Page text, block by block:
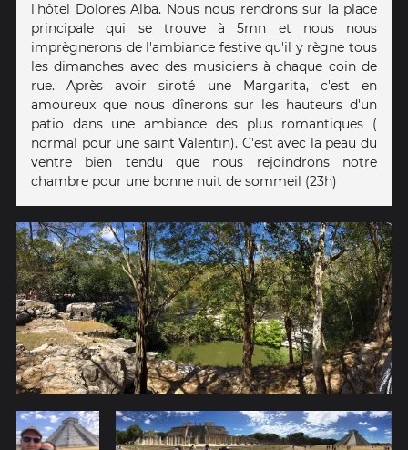
l'hôtel Dolores Alba. Nous nous rendrons sur la place
principale qui se trouve à 5mn et nous nous
imprègnerons de l'ambiance festive qu'il y règne tous
les dimanches avec des musiciens à chaque coin de
rue. Après avoir siroté une Margarita, c'est en
amoureux que nous dînerons sur les hauteurs d'un
patio dans une ambiance des plus romantiques (
normal pour une saint Valentin). C'est avec la peau du
ventre bien tendu que nous rejoindrons notre
chambre pour une bonne nuit de sommeil (23h)